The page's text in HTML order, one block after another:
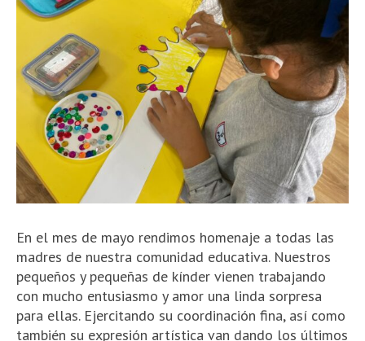
En el mes de mayo rendimos homenaje a todas las
madres de nuestra comunidad educativa. Nuestros
pequeños y pequeñas de kínder vienen trabajando
con mucho entusiasmo y amor una linda sorpresa
para ellas.Ejercitando su coordinación fina, así como
también su expresión artística van dando los últimos